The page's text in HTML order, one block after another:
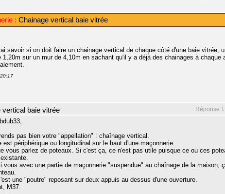
: Chainage vertical baie vitrée
savoir si on doit faire un chainage vertical de chaque côté d'une baie vitrée,
1,20m sur un mur de 4,10m en sachant qu'il y a déjà des chainages à chaque
Réponse
vertical baie vitrée
pas bien votre "appellation" : chaînage vertical.
est périphérique ou longitudinal sur le haut d'une maçonnerie.
vous parlez de poteaux. Si c'est ça, ce n'est pas utile puisque ce ou ces
vous avec une partie de maçonnerie "suspendue" au chaînage de la maison,
une "poutre" reposant sur deux appuis au dessus d'une ouverture.
M37.